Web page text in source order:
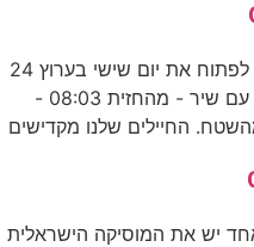
יום שישי הגיע 06:00 - 08:03 בואו לפתוח את יום שישי בערוץ 24
עם כל השירים האהובים. ש.ח. ד''ש עם שיר - מהחזית 08:03 -
06:00 - 08:20 לכל אחד יש את המוסיקה הישראלית